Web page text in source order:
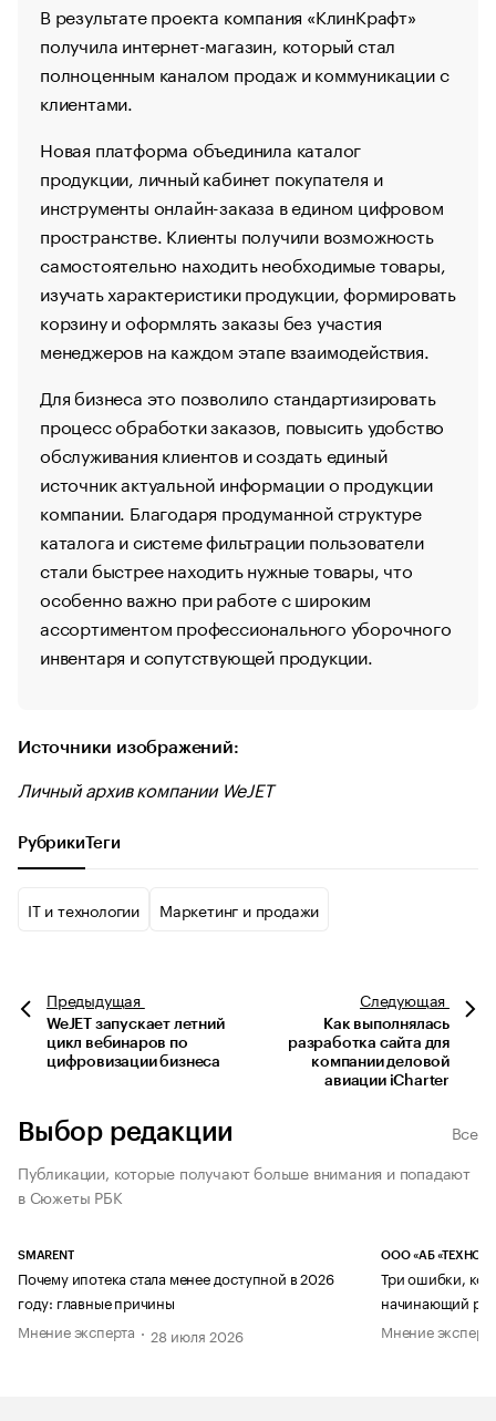
В результате проекта компания «КлинКрафт»
получила интернет-магазин, который стал
полноценным каналом продаж и коммуникации с
клиентами.
Новая платформа объединила каталог
продукции, личный кабинет покупателя и
инструменты онлайн-заказа в едином цифровом
пространстве. Клиенты получили возможность
самостоятельно находить необходимые товары,
изучать характеристики продукции, формировать
корзину и оформлять заказы без участия
менеджеров на каждом этапе взаимодействия.
Для бизнеса это позволило стандартизировать
процесс обработки заказов, повысить удобство
обслуживания клиентов и создать единый
источник актуальной информации о продукции
компании. Благодаря продуманной структуре
каталога и системе фильтрации пользователи
стали быстрее находить нужные товары, что
особенно важно при работе с широким
ассортиментом профессионального уборочного
инвентаря и сопутствующей продукции.
Источники изображений:
Личный архив компании WeJET
Рубрики Теги
IT и технологии Маркетинг и продажи
Предыдущая
WeJET запускает летний
цикл вебинаров по
цифровизации бизнеса
Следующая
Как выполнялась
разработка сайта для
компании деловой
авиации iCharter
Выбор редакции
Все
Публикации, которые получают больше внимания и попадают
в Сюжеты РБК
SMARENT
Почему ипотека стала менее доступной в 2026
году: главные причины
Мнение эксперта
28 июля 2026
ООО «АБ
Три ошибки,
начинающий
Мнение